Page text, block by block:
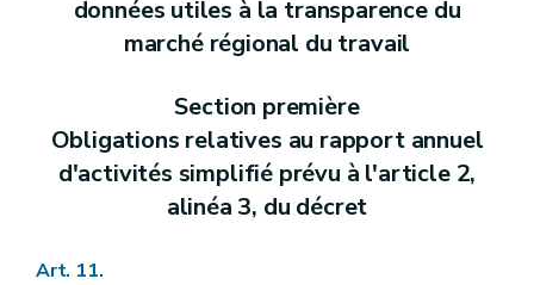
données utiles à la transparence du
marché régional du travail
Section première
Obligations relatives au rapport annuel
d'activités simplifié prévu à l'article 2,
alinéa 3, du décret
Art. 11.